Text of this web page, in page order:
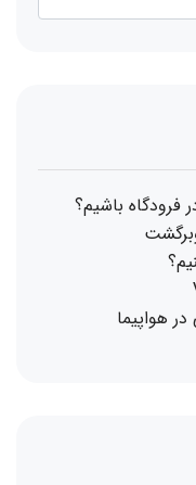
فرودگاه باشیم؟
هواپیما